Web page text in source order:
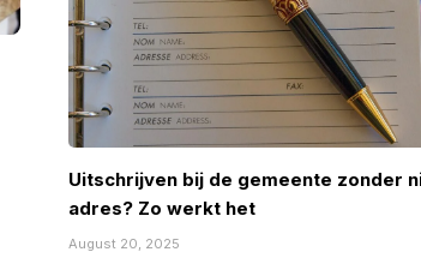
Uitschrijven bij de gemeente zonder
adres? Zo werkt het
August 20, 2025